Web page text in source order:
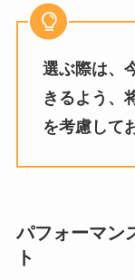
選ぶ際は、
きるよう、
を考慮して
パフォーマン
ト